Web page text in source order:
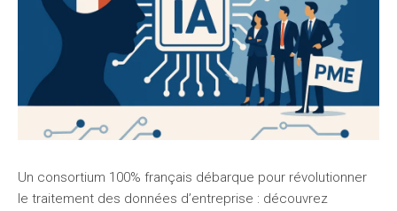
Un consortium 100% français débarque pour révolutionner
le traitement des données d’entreprise : découvrez